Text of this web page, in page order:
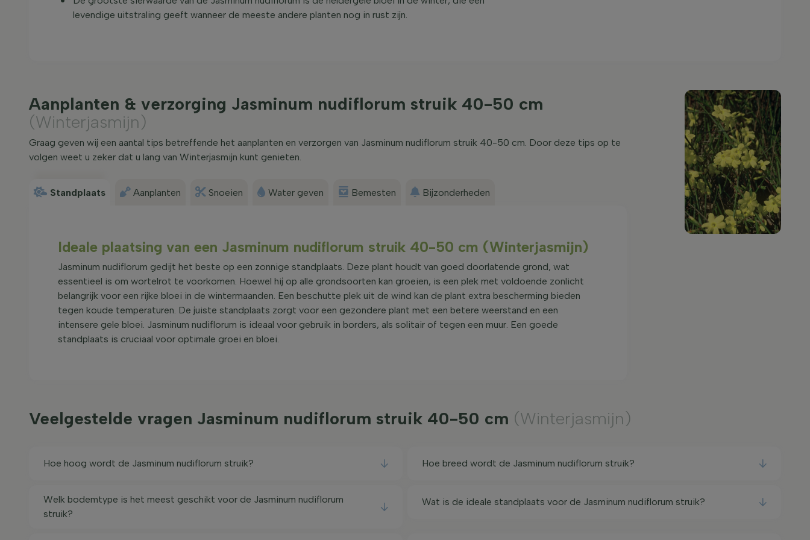
levendige uitstraling geeft wanneer de meeste andere planten nog in rust zijn.
Aanplanten & verzorging Jasminum nudiflorum struik 40-50 cm
(Winterjasmijn)
Graag geven wij een aantal tips betreffende het aanplanten en verzorgen van Jasminum nudiflorum struik 40-50 cm. Door deze tips op te
volgen weet u zeker dat u lang van Winterjasmijn kunt genieten.
Standplaats Aanplanten Snoeien Water geven Bemesten Bijzonderheden
Ideale plaatsing van een Jasminum nudiflorum struik 40-50 cm (Winterjasmijn)
Jasminum nudiflorum gedijt het beste op een zonnige standplaats. Deze plant houdt van goed doorlatende grond, wat
essentieel is om wortelrot te voorkomen. Hoewel hij op alle grondsoorten kan groeien, is een plek met voldoende zonlicht
belangrijk voor een rijke bloei in de wintermaanden. Een beschutte plek uit de wind kan de plant extra bescherming bieden
tegen koude temperaturen. De juiste standplaats zorgt voor een gezondere plant met een betere weerstand en een
intensere gele bloei. Jasminum nudiflorum is ideaal voor gebruik in borders, als solitair of tegen een muur. Een goede
standplaats is cruciaal voor optimale groei en bloei.
Veelgestelde vragen Jasminum nudiflorum struik 40-50 cm (Winterjasmijn)
Hoe hoog wordt de Jasminum nudiflorum struik? Hoe breed wordt de Jasminum nudiflorum struik?
Welk bodemtype is het meest geschikt voor de Jasminum nudiflorum
struik?
Wat is de ideale standplaats voor de Jasminum nudiflorum struik?